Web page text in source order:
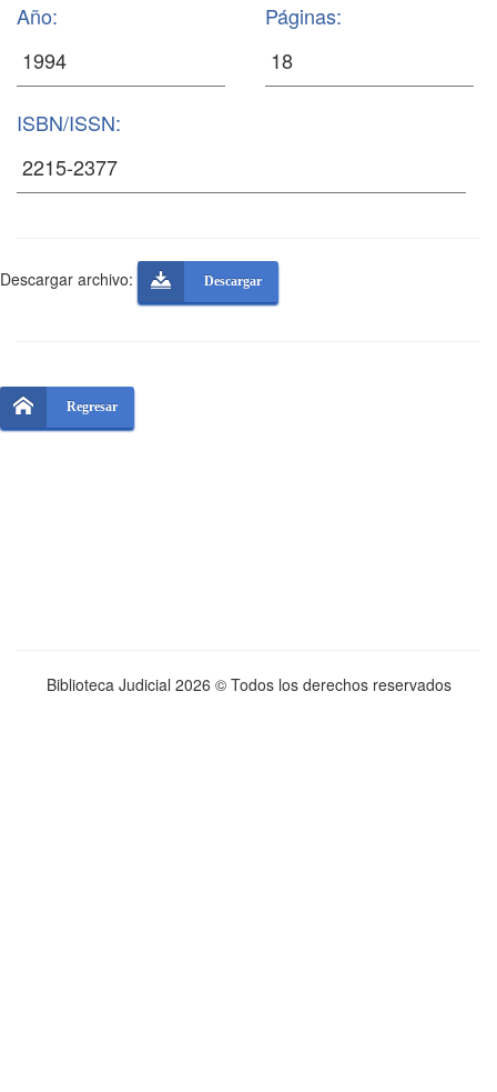
Año: Páginas:
ISBN/ISSN:
Descargar archivo: Descargar
Regresar
Biblioteca Judicial 2026 © Todos los derechos reservados